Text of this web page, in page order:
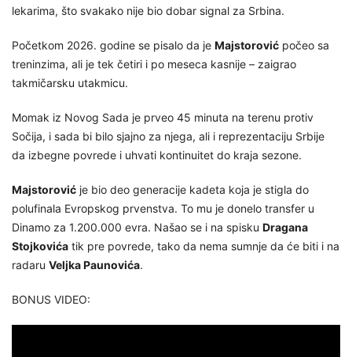
lekarima, što svakako nije bio dobar signal za Srbina.
Početkom 2026. godine se pisalo da je Majstorović počeo sa
treninzima, ali je tek četiri i po meseca kasnije – zaigrao
takmičarsku utakmicu.
Momak iz Novog Sada je prveo 45 minuta na terenu protiv
Sočija, i sada bi bilo sjajno za njega, ali i reprezentaciju Srbije
da izbegne povrede i uhvati kontinuitet do kraja sezone.
Majstorović je bio deo generacije kadeta koja je stigla do
polufinala Evropskog prvenstva. To mu je donelo transfer u
Dinamo za 1.200.000 evra. Našao se i na spisku Dragana
Stojkovića tik pre povrede, tako da nema sumnje da će biti i na
radaru Veljka Paunovića.
BONUS VIDEO: